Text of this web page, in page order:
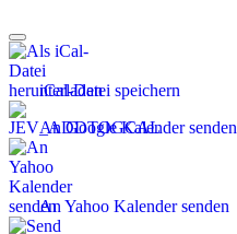
iCal-Datei speichern
An Google Kalender senden
An Yahoo Kalender senden